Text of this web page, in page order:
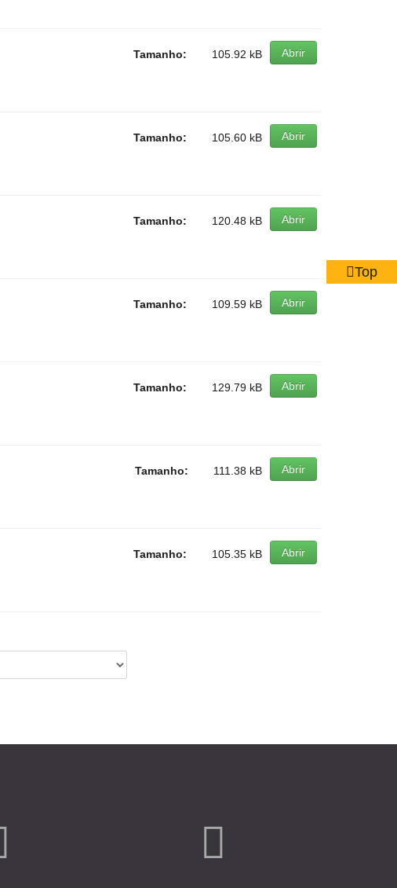
Abrir
Tamanho: 105.92 kB
Abrir
Tamanho: 105.60 kB
Abrir
Tamanho: 120.48 kB
Abrir
Tamanho: 109.59 kB
Abrir
Tamanho: 129.79 kB
Abrir
Tamanho: 111.38 kB
Abrir
Tamanho: 105.35 kB
Top